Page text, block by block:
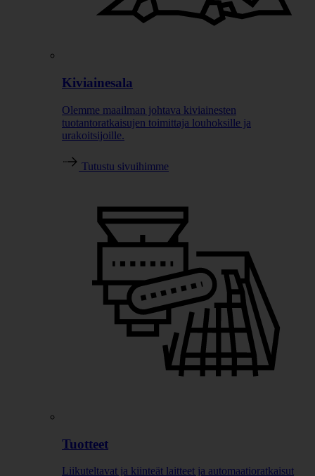
Kiviainesala
Olemme maailman johtava kiviainesten
tuotantoratkaisujen toimittaja louhoksille ja
urakoitsijoille.
Tutustu sivuihimme
Tuotteet
Liikuteltavat ja kiinteät laitteet ja automaatioratkaisut